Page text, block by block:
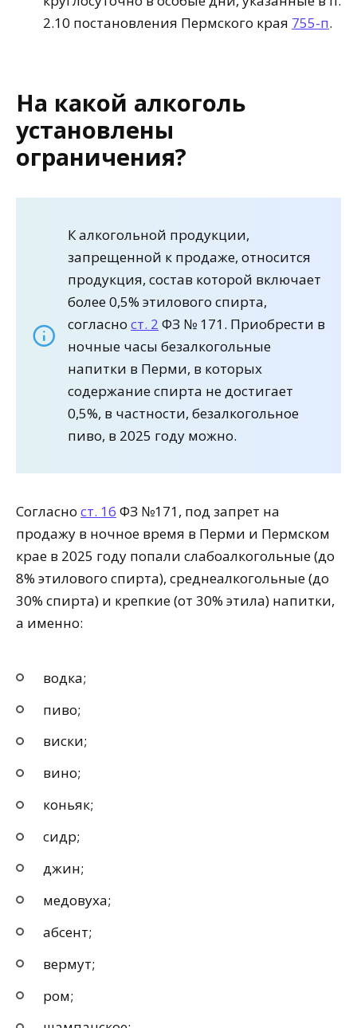
2.10 постановления Пермского края 755-п.
На какой алкоголь
установлены
ограничения?
К алкогольной продукции,
запрещенной к продаже, относится
продукция, состав которой включает
более 0,5% этилового спирта,
согласно ст. 2 ФЗ № 171. Приобрести в
ночные часы безалкогольные
напитки в Перми, в которых
содержание спирта не достигает
0,5%, в частности, безалкогольное
пиво, в 2025 году можно.
Согласно ст. 16 ФЗ №171, под запрет на
продажу в ночное время в Перми и Пермском
крае в 2025 году попали слабоалкогольные (до
8% этилового спирта), среднеалкогольные (до
30% спирта) и крепкие (от 30% этила) напитки,
а именно:
водка;
пиво;
виски;
вино;
коньяк;
сидр;
джин;
медовуха;
абсент;
вермут;
ром;